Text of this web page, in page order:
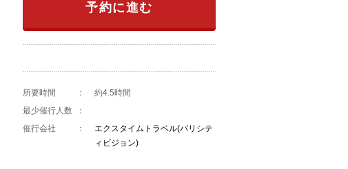
予約に進む
所要時間 ：
約4.5時間
最少催行人数
：
催行会社
：
エクスタイムトラベル(パリシテ
ィビジョン)